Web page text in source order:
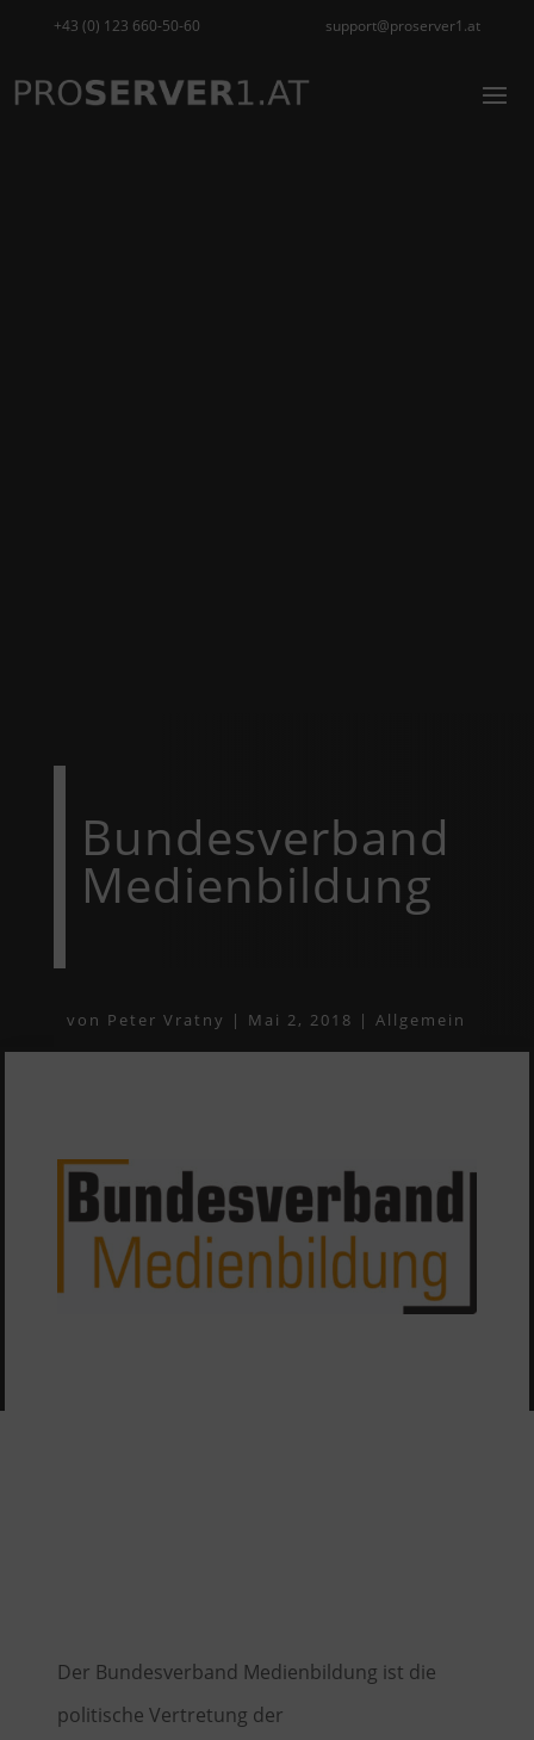
+43 (0) 123 660-50-60 support@proserver1.at
Bundesverband
Medienbildung
von Peter Vratny | Mai 2, 2018 | Allgemein
Der Bundesverband Medienbildung ist die
politische Vertretung der